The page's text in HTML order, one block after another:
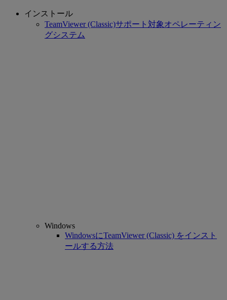
インストール
TeamViewer (Classic)サポート対象オペレーティン
グシステム
Windows
WindowsにTeamViewer (Classic) をインスト
ールする方法